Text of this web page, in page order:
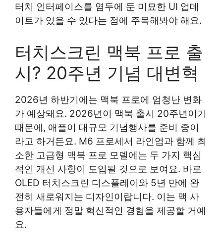
터치 인터페이스를 염두에 둔 미묘한 UI 업데
이트가 있을 수 있다는 점에 주목해봐야 해요.
터치스크린 맥북 프로 출
시? 20주년 기념 대변혁
2026년 하반기에는 맥북 프로에 엄청난 변화
가 예상돼요. 2026년이 맥북 출시 20주년이기
때문에, 애플이 대규모 기념행사를 준비 중이
라고 하거든요. M6 프로세서 라인업과 함께 최
소한 고급형 맥북 프로 모델에는 두 가지 핵심
적인 개선 사항이 도입될 것으로 보여요. 바로
OLED 터치스크린 디스플레이와 5년 만에 완
전히 새로워지는 디자인이랍니다. 이는 맥 사
용자들에게 정말 혁신적인 경험을 제공할 거예
요.